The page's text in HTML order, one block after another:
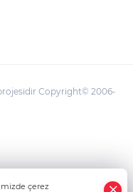
Copyright© 2006-
çerez